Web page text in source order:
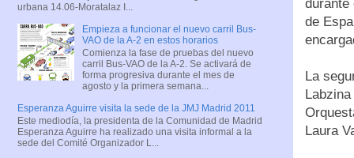
durante
de
La
Laura
urbana 14.06-Moratalaz I...
Empieza a funcionar el nuevo carril Bus-
VAO de la A-2 en estos horarios
Comienza la fase de pruebas del nuevo
carril Bus-VAO de la A-2. Se activará de
forma progresiva durante el mes de
agosto y la primera semana...
Esperanza Aguirre visita la sede de la JMJ Madrid 2011
Este mediodía, la presidenta de la Comunidad de Madrid
Esperanza Aguirre ha realizado una visita informal a la
sede del Comité Organizador L...